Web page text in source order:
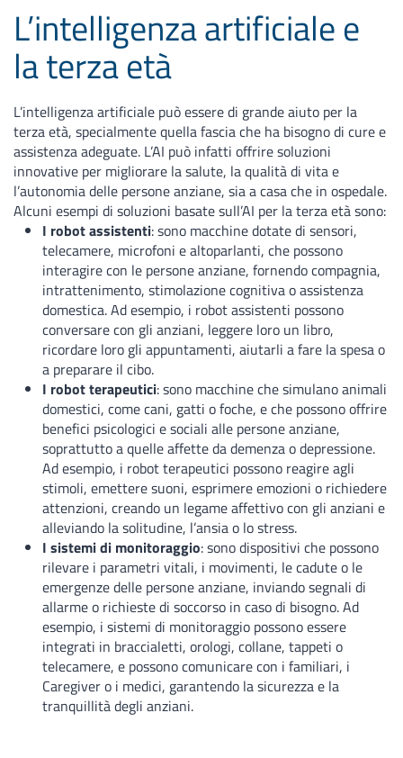
L’intelligenza artificiale e
la terza età
L’intelligenza artificiale può essere di grande aiuto per la
terza età, specialmente quella fascia che ha bisogno di cure e
assistenza adeguate. L’AI può infatti offrire soluzioni
innovative per migliorare la salute, la qualità di vita e
l’autonomia delle persone anziane, sia a casa che in ospedale.
Alcuni esempi di soluzioni basate sull’AI per la terza età sono:
I robot assistenti: sono macchine dotate di sensori,
telecamere, microfoni e altoparlanti, che possono
interagire con le persone anziane, fornendo compagnia,
intrattenimento, stimolazione cognitiva o assistenza
domestica. Ad esempio, i robot assistenti possono
conversare con gli anziani, leggere loro un libro,
ricordare loro gli appuntamenti, aiutarli a fare la spesa o
a preparare il cibo.
I robot terapeutici: sono macchine che simulano animali
domestici, come cani, gatti o foche, e che possono offrire
benefici psicologici e sociali alle persone anziane,
soprattutto a quelle affette da demenza o depressione.
Ad esempio, i robot terapeutici possono reagire agli
stimoli, emettere suoni, esprimere emozioni o richiedere
attenzioni, creando un legame affettivo con gli anziani e
alleviando la solitudine, l’ansia o lo stress.
I sistemi di monitoraggio: sono dispositivi che possono
rilevare i parametri vitali, i movimenti, le cadute o le
emergenze delle persone anziane, inviando segnali di
allarme o richieste di soccorso in caso di bisogno. Ad
esempio, i sistemi di monitoraggio possono essere
integrati in braccialetti, orologi, collane, tappeti o
telecamere, e possono comunicare con i familiari, i
Caregiver o i medici, garantendo la sicurezza e la
tranquillità degli anziani.